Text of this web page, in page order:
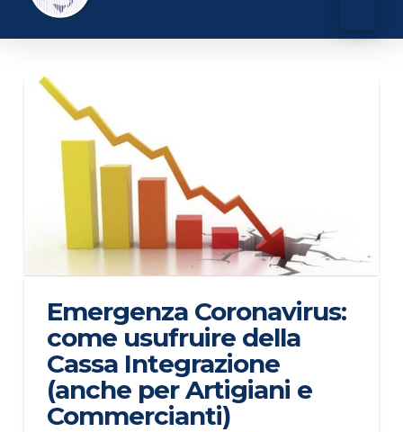
Emergenza Coronavirus:
come usufruire della
Cassa Integrazione
(anche per Artigiani e
Commercianti)